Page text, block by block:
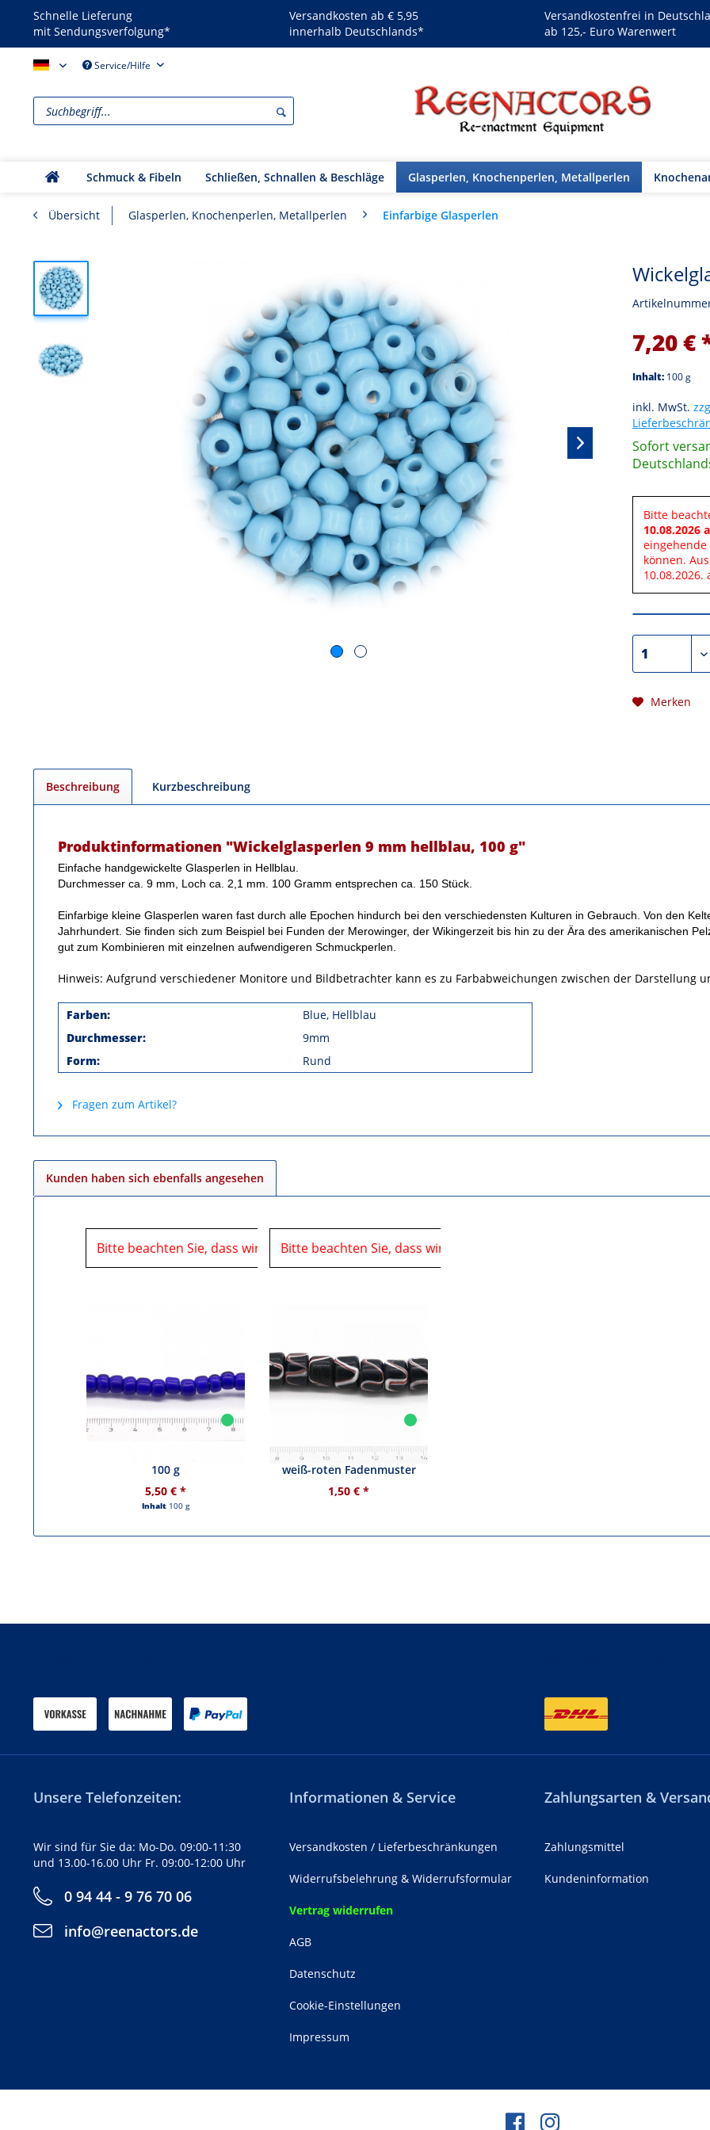
Schnelle Lieferung
mit Sendungsverfolgung*
Versandkosten ab € 5,95
innerhalb Deutschlands*
Versandkostenfrei in
ab 125,- Euro Warenwert
Reenactors - DEService/Hilfe
Schmuck & Fibeln Schließen, Schnallen & Beschläge Glasperlen, Knochenperlen, Metallperlen
Übersicht Glasperlen, Knochenperlen, Metallperlen Einfarbige Glasperlen
7,20 €
Inhalt: 100 g
inkl. MwSt.
Sofort
Bitte
10.08.2026
können.
Merken
Beschreibung Kurzbeschreibung
Produktinformationen "Wickelglasperlen 9 mm hellblau, 100 g"
Einfache handgewickelte Glasperlen in Hellblau.
Durchmesser ca. 9 mm, Loch ca. 2,1 mm. 100 Gramm entsprechen ca. 150 Stück.
Einfarbige kleine Glasperlen waren fast durch alle Epochen hindurch bei den verschiedensten Kulturen in Gebrauch. Von den
Jahrhundert. Sie finden sich zum Beispiel bei Funden der Merowinger, der Wikingerzeit bis hin zu der Ära des amerikanischen
gut zum Kombinieren mit einzelnen aufwendigeren Schmuckperlen.
Hinweis: Aufgrund verschiedener Monitore und Bildbetrachter kann es zu Farbabweichungen zwischen der Darstellung
Farben:
Blue, Hellblau
Durchmesser:
9mm
Form:
Rund
Fragen zum Artikel?
Kunden haben sich ebenfalls angesehen
Bitte beachten Sie, dass wir uns in der Zeit vom06.08.2026 bis 10.08.2026 auf einer Veranstaltung
100 g
5,50 € *
Inhalt 100 g
Bitte beachten Sie, dass wir uns in der Zeit vom
Glasperle - dunkelblau mit
weiß-roten Fadenmuster
1,50 € *
Unsere Telefonzeiten:
Wir sind für Sie da: Mo-Do. 09:00-11:30
und 13.00-16.00 Uhr Fr. 09:00-12:00 Uhr
0 94 44 - 9 76 70 06
info@reenactors.de
Informationen & Service
Versandkosten / Lieferbeschränkungen
Widerrufsbelehrung & Widerrufsformular
Vertrag widerrufen
AGB
Datenschutz
Cookie-Einstellungen
Impressum
Zahlungsarten &
Zahlungsmittel
Kundeninformation